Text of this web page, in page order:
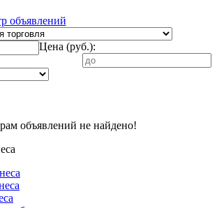
объявлений
Цена (руб.):
объявлений не найдено!